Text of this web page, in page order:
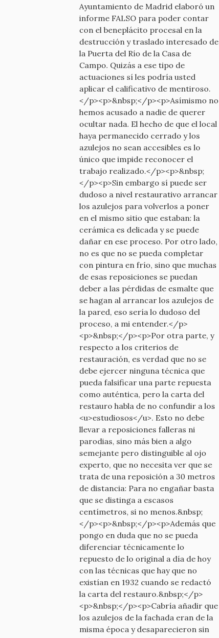
Ayuntamiento de Madrid elaboró un
informe FALSO para poder contar
con el beneplácito procesal en la
destrucción y traslado interesado de
la Puerta del Río de la Casa de
Campo. Quizás a ese tipo de
actuaciones sí les podría usted
aplicar el calificativo de mentiroso.
</p><p>&nbsp;</p><p>Asímismo no
hemos acusado a nadie de querer
ocultar nada. El hecho de que el local
haya permanecido cerrado y los
azulejos no sean accesibles es lo
único que impide reconocer el
trabajo realizado.</p><p>&nbsp;
</p><p>Sin embargo sí puede ser
dudoso a nivel restaurativo arrancar
los azulejos para volverlos a poner
en el mismo sitio que estaban: la
cerámica es delicada y se puede
dañar en ese proceso. Por otro lado,
no es que no se pueda completar
con pintura en frío, sino que muchas
de esas reposiciones se puedan
deber a las pérdidas de esmalte que
se hagan al arrancar los azulejos de
la pared, eso sería lo dudoso del
proceso, a mi entender.</p>
<p>&nbsp;</p><p>Por otra parte, y
respecto a los criterios de
restauración, es verdad que no se
debe ejercer ninguna técnica que
pueda falsificar una parte repuesta
como auténtica, pero la carta del
restauro habla de no confundir a los
<u>estudiosos</u>. Esto no debe
llevar a reposiciones falleras ni
parodias, sino más bien a algo
semejante pero distinguible al ojo
experto, que no necesita ver que se
trata de una reposición a 30 metros
de distancia: Para no engañar basta
que se distinga a escasos
centímetros, si no menos.&nbsp;
</p><p>&nbsp;</p><p>Además que
pongo en duda que no se pueda
diferenciar técnicamente lo
repuesto de lo original a día de hoy
con las técnicas que hay que no
existían en 1932 cuando se redactó
la carta del restauro.&nbsp;</p>
<p>&nbsp;</p><p>Cabría añadir que
los azulejos de la fachada eran de la
misma época y desaparecieron sin